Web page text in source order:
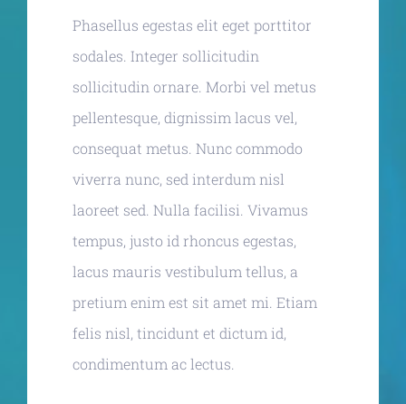
Phasellus egestas elit eget porttitor
sodales. Integer sollicitudin
sollicitudin ornare. Morbi vel metus
pellentesque, dignissim lacus vel,
consequat metus. Nunc commodo
viverra nunc, sed interdum nisl
laoreet sed. Nulla facilisi. Vivamus
tempus, justo id rhoncus egestas,
lacus mauris vestibulum tellus, a
pretium enim est sit amet mi. Etiam
felis nisl, tincidunt et dictum id,
condimentum ac lectus.